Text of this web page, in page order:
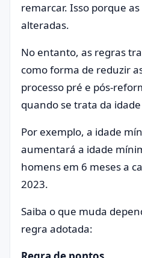
remarcar. Isso porque
alteradas.
No entanto, as regras
como forma de reduzir
processo pré e pós-
quando se trata da
Por exemplo, a idade
aumentará a idade
homens em 6 meses a
2023.
Saiba o que muda
regra adotada: